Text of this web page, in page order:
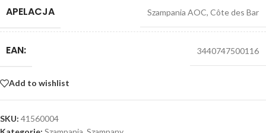
APELACJA Szampania AOC, Côte des Bar
EAN: 3440747500116
Add to wishlist
SKU: 41560004